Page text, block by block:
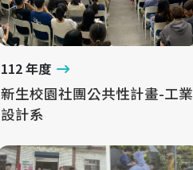
112 年度
新生校園社團公共性計畫-工業
設計系